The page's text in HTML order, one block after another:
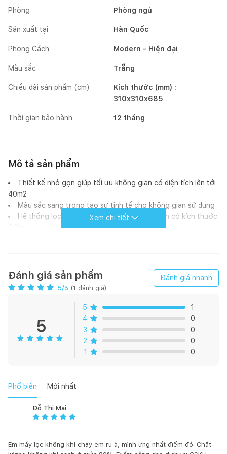
Phòng Phòng ngủ
Sản xuất tại Hàn Quốc
Phong Cách Modern - Hiện đại
Màu sắc Trắng
Chiều dài sản phẩm (cm)
Kích thước (mm) :
310x310x685
Thời gian bảo hành 12 tháng
Mô tả sản phẩm
Thiết kế nhỏ gọn giúp tối ưu không gian có diện tích lên tới
40m2
Màu sắc sang trọng tạo sự tinh tế cho không gian sử dụng
Hệ thống lọc 3 bước giúp loại bỏ 95% bụi mịn có kích thước
siêu nhạy
Chế độ Yên lặng: tạo môi trường yên tĩnh, thoải mái giúp
Tiết kiệm điện năng tiêu thụ với công suất tối đa chỉ 40W
Vận hành êm ái, không gây ra tiếng ồn nhờ động cơ DC
Vệ sinh dễ dàng với lưới thoát khí có thể tháo rời, và hệ
thống thông báo thay màng khi đến hạn tiện lợi
Xem chi tiết
Đánh giá sản phẩm
5/5 (1 đánh giá)
Đánh giá nhanh
5
5
1
4
0
3
0
2
0
1
0
Phổ biến Mới nhất
Đỗ Thị Mai
Em máy lọc không khí chạy em ru à, mình ưng nhất điểm đó. Chất